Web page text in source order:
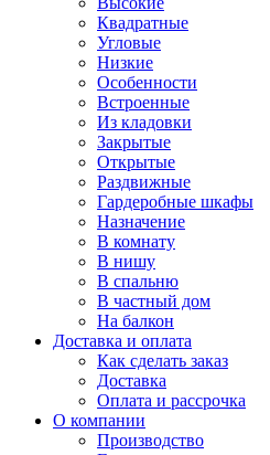
Квадратные
Угловые
Низкие
Особенности
Встроенные
Из кладовки
Закрытые
Открытые
Раздвижные
Гардеробные шкафы
Назначение
В комнату
В нишу
В спальню
В частный дом
На балкон
Доставка и оплата
Как сделать заказ
Доставка
Оплата и рассрочка
О компании
Производство